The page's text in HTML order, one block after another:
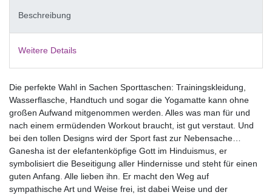
Beschreibung
Weitere Details
Die perfekte Wahl in Sachen Sporttaschen: Trainingskleidung,
Wasserflasche, Handtuch und sogar die Yogamatte kann ohne
großen Aufwand mitgenommen werden. Alles was man für und
nach einem ermüdenden Workout braucht, ist gut verstaut. Und
bei den tollen Designs wird der Sport fast zur Nebensache…
Ganesha ist der elefantenköpfige Gott im Hinduismus, er
symbolisiert die Beseitigung aller Hindernisse und steht für einen
guten Anfang. Alle lieben ihn. Er macht den Weg auf
sympathische Art und Weise frei, ist dabei Weise und der